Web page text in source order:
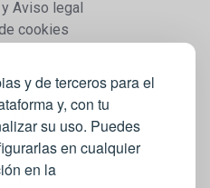
y de terceros para el
y, con tu
su uso. Puedes
en cualquier
en la
Aviso legal
cookies
libros
libros